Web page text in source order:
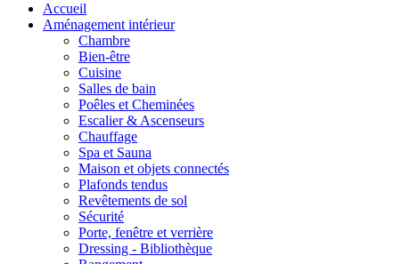
Accueil
Aménagement intérieur
Chambre
Bien-être
Cuisine
Salles de bain
Poêles et Cheminées
Escalier & Ascenseurs
Chauffage
Spa et Sauna
Maison et objets connectés
Plafonds tendus
Revêtements de sol
Sécurité
Porte, fenêtre et verrière
Dressing - Bibliothèque